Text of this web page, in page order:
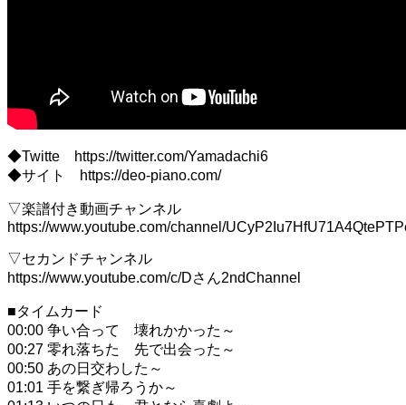
◆Twitte https://twitter.com/Yamadachi6
◆サイト https://deo-piano.com/
▽楽譜付き動画チャンネル
https://www.youtube.com/channel/
▽セカンドチャンネル
https://www.youtube.com/c/Dさん2ndChannel
■タイムカード
00:00 争い合って 壊れかかった～
00:27 零れ落ちた 先で出会った～
00:50 あの日交わした～
01:01 手を繋ぎ帰ろうか～